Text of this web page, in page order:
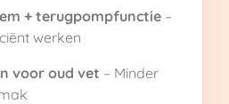
+ terugpompfunctie –
werken
voor oud vet – Minder